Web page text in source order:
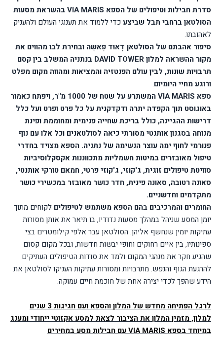
סדרת חבילות וטיפולים של הספא VIA MARISבהשראת מסעות
הסולטאן ברחבי תבל שביצע כדי ללמוד את תענוגי העולם ולהעניק
לאהובתו.
סיפור אהבתם של הסולטאן דָאוּד פָאשָה ובחירת לבו מהווים את
מקור ההשראה למלוןDAVID TOWER בנתניה המשלב בין קסם
תרבויות שונות, לבין עולם הפנטזיה והמציאות ומהווה מקום מפלט
ורוגע מחיי היומיום.
ספא VIA MARIS
המשתרע על שטח של 1000 מ"ר, ויפתח כאמור
באוגוסט תוך הקפדה יתרה ודקדקנית על כל פרט ופרט ועל כלל
דרישות ההגיינה, כולל בריכת שחייה פנימית ומחוממת ופינת
מנוחה בסגנון אותנטי מסורתי כיאה לסולטאנים וכל אלו עם נוף
פנורמי לחוף ימה עוצר הנשימה של נתניה. הספא מצויד בחדרי
טיפול מאובזרים במיטות חשמליות מתכווננות אקסקלוסיביות
סוויטת טיפולים זוגית, ג'קוזי, ג'קוזי פרטי, חמאם טורקי אותנטי,
סאונה רטובה, סאונה פינית, חדר כושר מאובזר במכשירי כושר
מתקדמים וחדשניים.
החומרים והמרכיבים בהם הספא משתמש לטיפולים לקוחים מתוך
יומן המסע שניהל במהלך מסעות נדודיו, בו תיאר את אותן מסורות
עתיקות יומין שנחשף אליהן. הסולטאן עבר אלפי קילומטרים בצי
ספינותיו, בין איים רחוקים וחופי יבשות חדשות, ובכל מקום קסום
שהגיע חקר את מנהגי המקום ולמד את סודות הטיפולים העתיקים
להרגעת הגוף והנפש. מתרבויות ומסורות עתיקות העניקו לסולטאן את
הידע שהפך לכדי יצירה אחת של חוכמת חיים עמוקה.
לרגל הפתיחה מחדש של המלון והספא ועם חגיגות 3 שנים
למלון, מזמין המלון את הציבור לצאת למסע אקזוטי ייחודי ומענג
במיוחד בספא VIA MARISעם חבילות מסע במחירים